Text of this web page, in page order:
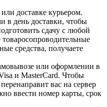
доставке курьером.
в день доставки, чтобы
сдачу с любой
средства, получаете
или оформлении в
и MasterCard. Чтобы
вас на сервер
ввести номер карты, срок